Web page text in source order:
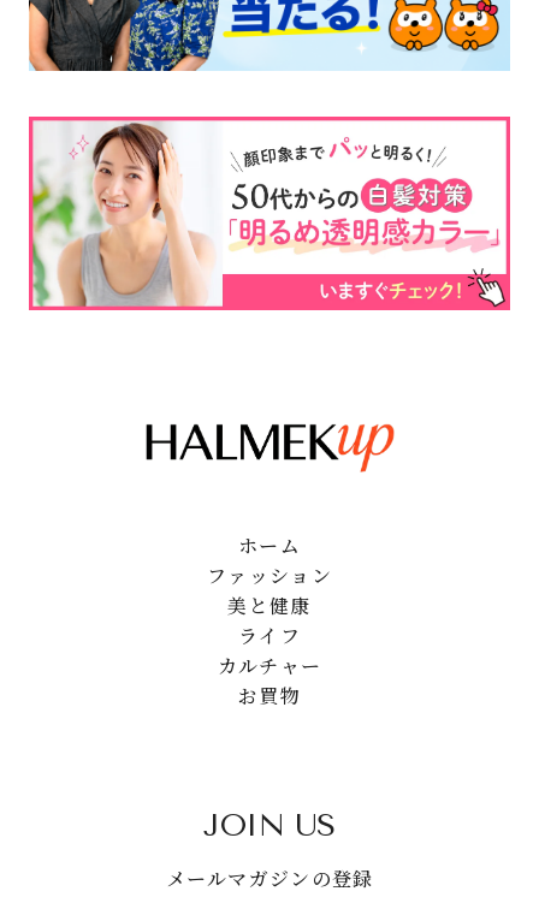
ホーム
ファッション
美と健康
ライフ
カルチャー
お買物
JOIN US
メールマガジンの登録